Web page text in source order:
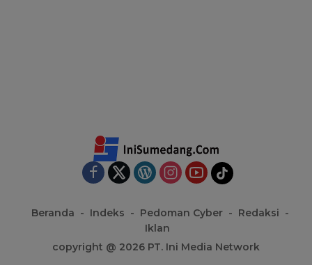
Beranda Indeks Pedoman Cyber
Redaksi
Iklan
copyright @ 2026 PT. Ini Media Network